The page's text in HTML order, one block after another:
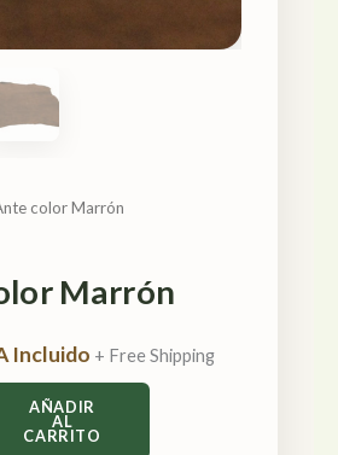
color Marrón
Marrón
Incluido + Free Shipping
AÑADIR
AL
CARRITO